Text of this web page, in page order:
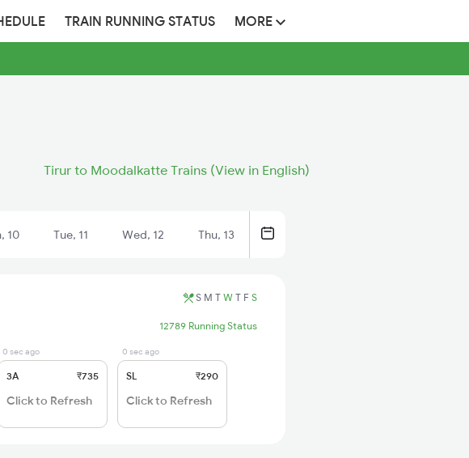
TRAIN RUNNING STATUS MORE
Tirur to Moodalkatte Trains (View in English)
10 Tue, 11 Wed, 12 Thu, 13
S M T W T F S
12789 Running Status
0 sec ago
3A ₹735
Click to Refresh
0 sec ago
SL ₹290
Click to Refresh